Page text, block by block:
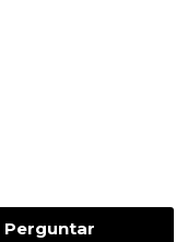
Perguntar